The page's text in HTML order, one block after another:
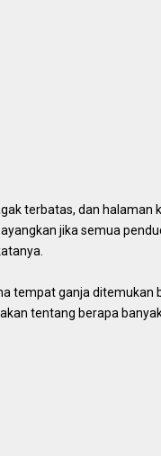
terbatas, dan halaman
jika semua
tempat ganja ditemukan
tentang berapa